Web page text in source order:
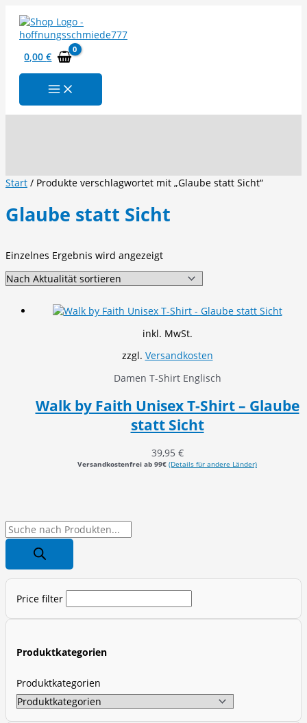
Inhalt
springen
0,00€
P
o
d
c
Price filter
Produktkategorien
Produktkategorien
Start / Produkte verschlagwortet mit „Glaube statt Sicht“
Glaube statt Sicht
Einzelnes Ergebnis wird angezeigt
inkl. MwSt.
zzgl. Versandkosten
Damen T-Shirt Englisch
Walk by Faith Unisex T-Shirt – Glaube
statt Sicht
39,95 €
Versandkostenfrei ab 99€ (Details für andere Länder)